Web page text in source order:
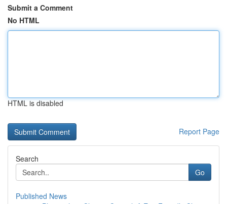
Submit a Comment
No HTML
HTML is disabled
Report Page
Search
Go
Published News